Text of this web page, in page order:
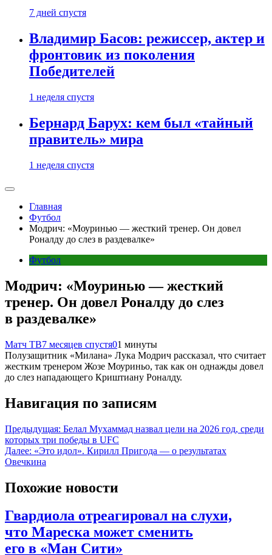
7 дней спустя
Владимир Басов: режиссер, актер и
фронтовик из поколения
Победителей
1 неделя спустя
Бернард Барух: кем был «тайный
правитель» мира
1 неделя спустя
Главная
Футбол
Модрич: «Моуринью — жесткий тренер. Он довел
Роналду до слез в раздевалке»
Футбол
Модрич: «Моуринью — жесткий
тренер. Он довел Роналду до слез
в раздевалке»
Матч ТВ7 месяцев спустя01 минуты
Полузащитник «Милана» Лука Модрич рассказал, что считает
жестким тренером Жозе Моуриньо, так как он однажды довел
до слез нападающего Криштиану Роналду.
Навигация по записям
Предыдущая: Белал Мухаммад назвал цели на 2026 год, среди
которых три победы в UFC
Далее: «Это идол». Кирилл Пригода — о результатах
Овечкина
Похожие новости
Гвардиола отреагировал на слухи,
что Мареска может сменить
его в «Ман Сити»